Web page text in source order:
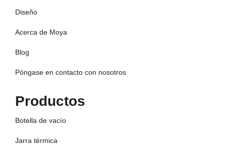
Diseño
Acerca de Moya
Blog
Póngase en contacto con nosotros
Productos
Botella de vacío
Jarra térmica